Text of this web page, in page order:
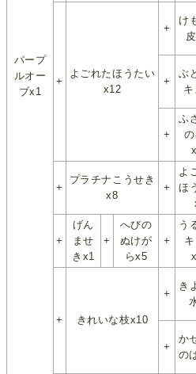
パープ
ルオー
ブx1
+
よごれたほうたい
x12
+
け
+
ぶ
+
ふ
+
プラチナこうせき
x8
+
よ
ほ
+
げん
ませ
きx1
+
へびの
ぬけが
らx5
+
う
+ きれいな枝x10
+
き
+
か
の